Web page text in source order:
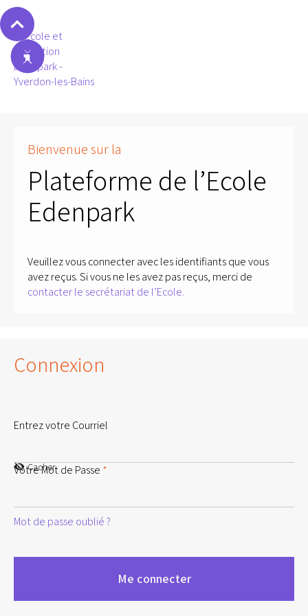
Bienvenue sur la
Plateforme de l’Ecole
Edenpark
Veuillez vous connecter avec les identifiants que vous
avez reçus. Si vous ne les avez pas reçus, merci de
contacter le secrétariat de l’Ecole.
Connexion
Entrez votre Courriel
Votre Mot de Passe *
Cacher
Mot de passe oublié ?